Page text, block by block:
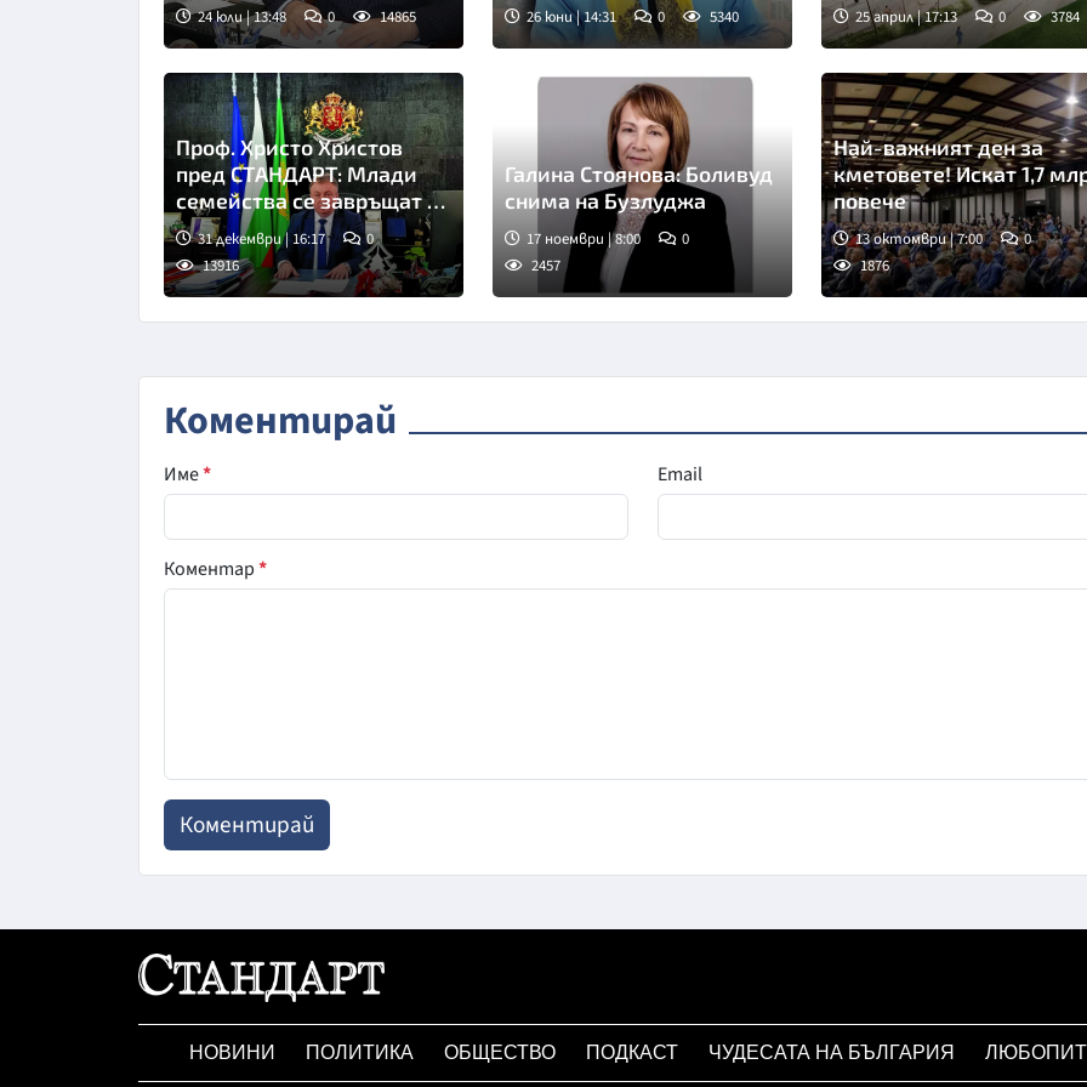
24 юли | 13:48 0 14865 26 юни | 14:31 0 5340 25 април | 17:13 0 3784
Проф. Христо Христов
пред СТАНДАРТ: Млади
семейства се завръщат в
Шумен
31 декември | 16:17
0
13916
Галина Стоянова: Боливуд
снима на Бузлуджа
17 ноември | 8:00
0
2457
Най-важният ден за
кметовете! Искат 1,7
повече
13 октомври | 7:00
0
1876
Коментирай
Име* Email
Коментар*
НОВИНИ ПОЛИТИКА ОБЩЕСТВО ПОДКАСТ ЧУДЕСАТА НА БЪЛГАРИЯ